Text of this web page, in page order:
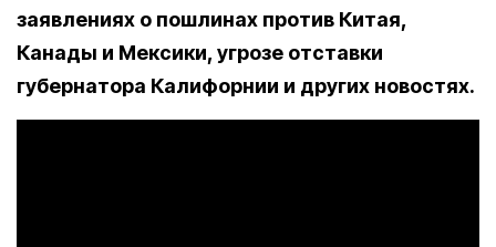
заявлениях о пошлинах против Китая,
Канады и Мексики, угрозе отставки
губернатора Калифорнии и других новостях.